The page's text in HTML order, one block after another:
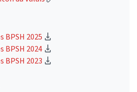
2025
BPSH 2024
2023